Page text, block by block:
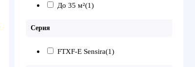
До 35 м²(1)
Серия
FTXF-E Sensira(1)